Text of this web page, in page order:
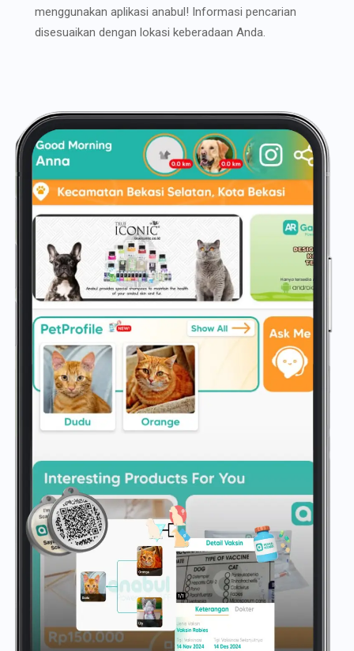
menggunakan aplikasi anabul! Informasi pencarian
disesuaikan dengan lokasi keberadaan Anda.